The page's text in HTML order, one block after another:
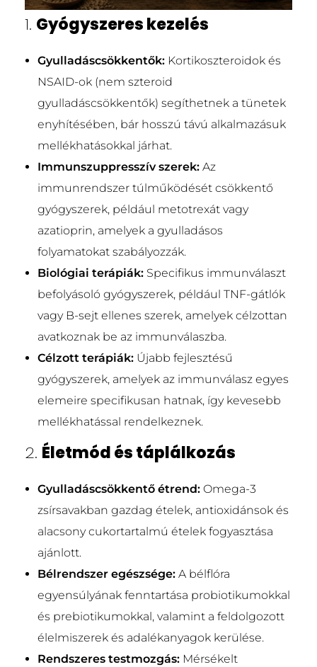
1. Gyógyszeres kezelés
Gyulladáscsökkentők:Kortikoszteroidok és
NSAID-ok (nem szteroid
gyulladáscsökkentők) segíthetnek a tünetek
enyhítésében, bár hosszú távú alkalmazásuk
mellékhatásokkal járhat.
Immunszuppresszív szerek:Az
immunrendszer túlműködését csökkentő
gyógyszerek, például metotrexát vagy
azatioprin, amelyek a gyulladásos
folyamatokat szabályozzák.
Biológiai terápiák:Specifikus immunválaszt
befolyásoló gyógyszerek, például TNF-gátlók
vagy B-sejt ellenes szerek, amelyek célzottan
avatkoznak be az immunválaszba.
Célzott terápiák:Újabb fejlesztésű
gyógyszerek, amelyek az immunválasz egyes
elemeire specifikusan hatnak, így kevesebb
mellékhatással rendelkeznek.
2. Életmód és táplálkozás
Gyulladáscsökkentő étrend:Omega-3
zsírsavakban gazdag ételek, antioxidánsok és
alacsony cukortartalmú ételek fogyasztása
ajánlott.
Bélrendszer egészsége:A bélflóra
egyensúlyának fenntartása probiotikumokkal
és prebiotikumokkal, valamint a feldolgozott
élelmiszerek és adalékanyagok kerülése.
Rendszeres testmozgás:Mérsékelt